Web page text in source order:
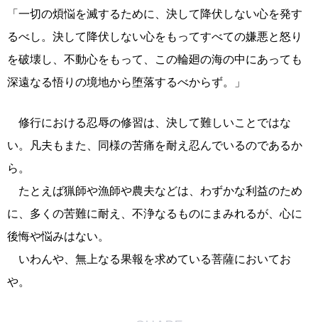
「一切の煩悩を滅するために、決して降伏しない心を発す
るべし。決して降伏しない心をもってすべての嫌悪と怒り
を破壊し、不動心をもって、この輪廻の海の中にあっても
深遠なる悟りの境地から堕落するべからず。」
修行における忍辱の修習は、決して難しいことではな
い。凡夫もまた、同様の苦痛を耐え忍んでいるのであるか
ら。
たとえば猟師や漁師や農夫などは、わずかな利益のため
に、多くの苦難に耐え、不浄なるものにまみれるが、心に
後悔や悩みはない。
いわんや、無上なる果報を求めている菩薩においてお
や。